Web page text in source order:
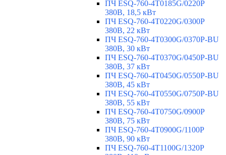
ПЧ ESQ-760-4T0185G/0220P
380В, 18,5 кВт
ПЧ ESQ-760-4T0220G/0300P
380В, 22 кВт
ПЧ ESQ-760-4T0300G/0370P-BU
380В, 30 кВт
ПЧ ESQ-760-4T0370G/0450P-BU
380В, 37 кВт
ПЧ ESQ-760-4T0450G/0550P-BU
380В, 45 кВт
ПЧ ESQ-760-4T0550G/0750P-BU
380В, 55 кВт
ПЧ ESQ-760-4T0750G/0900P
380В, 75 кВт
ПЧ ESQ-760-4T0900G/1100P
380В, 90 кВт
ПЧ ESQ-760-4T1100G/1320P